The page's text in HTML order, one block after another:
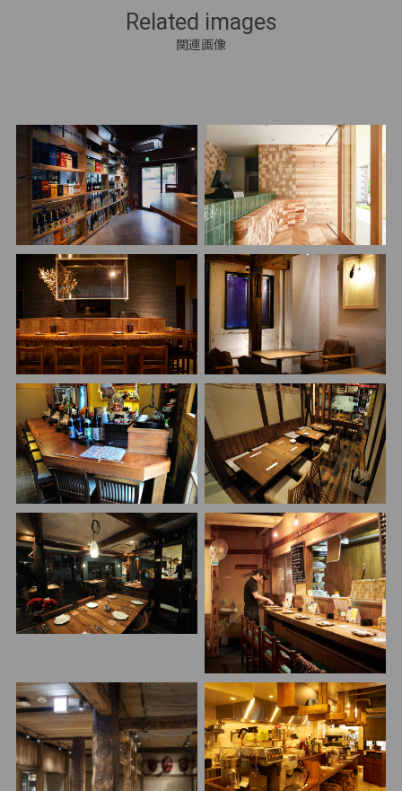
Related images
関連画像